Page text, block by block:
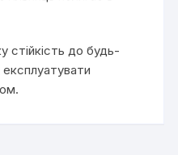
стійкість до будь-